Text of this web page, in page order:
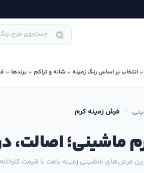
انتخاب بر اساس رنگ زمینه شانه و تراکم برندها
/ فرش زمینه کرم
ماشینی؛ اصالت،
فرش‌های ماشینی زمینه بافت با قیمت کارخانه